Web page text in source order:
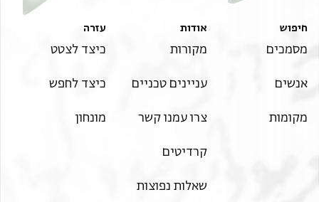
חיפוש
מסמכים
אנשים
מקומות
אודות
מקורות
עניינים טכניים
צרו עמנו קשר
קרדיטים
שאלות נפוצות
עזרה
כיצד לצטט
כיצד לחפש
מונחון